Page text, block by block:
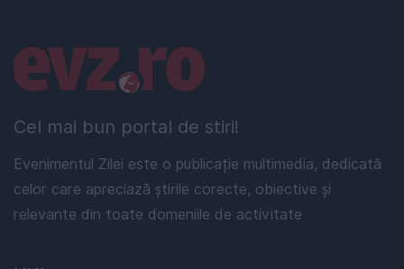
Cel mai bun portal de stiri!
Evenimentul Zilei este o publicație multimedia, dedicată
celor care apreciază știrile corecte, obiective și
relevante din toate domeniile de activitate
Linkuri utile